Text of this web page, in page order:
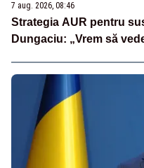
7 aug. 2026, 08:46
Strategia AUR pentru
Dungaciu: „Vrem să